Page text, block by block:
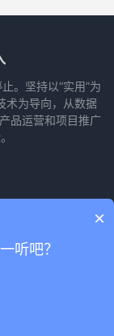
。坚持以“实用”为
术为导向，从数据
品运营和项目推广
×
听吧？